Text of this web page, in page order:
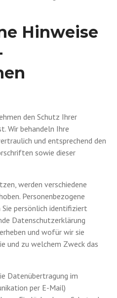
Hinweise
den Schutz Ihrer
Wir behandeln Ihre
und entsprechend den
sowie dieser
werden verschiedene
Personenbezogene
persönlich identifiziert
Datenschutzerklärung
und wofür wir sie
und zu welchem Zweck das
Datenübertragung im
per E-Mail)